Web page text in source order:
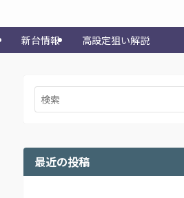
新台情報 高設定狙い解説
最近の投稿